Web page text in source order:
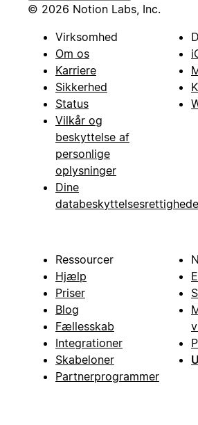
© 2026 Notion Labs, Inc.
Virksomhed
Om os
Karriere
Sikkerhed
Status
Vilkår og
beskyttelse af
personlige
oplysninger
Dine
Ressourcer
Hjælp
Priser
Blog
Fællesskab
Integrationer
Skabeloner
Partnerprogrammer